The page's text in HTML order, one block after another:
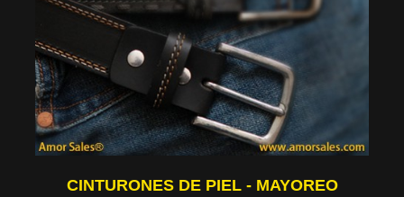
CINTURONES DE PIEL - MAYOREO